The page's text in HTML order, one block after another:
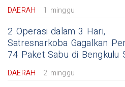
DAERAH 1 minggu
2 Operasi dalam 3 Hari,
Satresnarkoba Gagalkan
74 Paket Sabu di Bengkulu
DAERAH 2 minggu